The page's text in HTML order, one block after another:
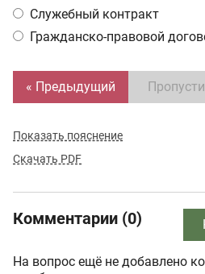
Служебный контракт
Гражданско-правовой
« Предыдущий
Показать пояснение
Скачать PDF
Комментарии (0)
На вопрос ещё не добавлено